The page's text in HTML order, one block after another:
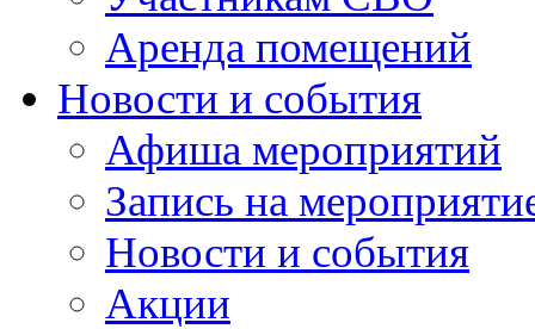
Аренда помещений
Новости и события
Афиша мероприятий
Запись на
Новости и события
Акции